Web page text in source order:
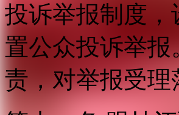
投诉举报制度
置公众投诉举
责，对举报受